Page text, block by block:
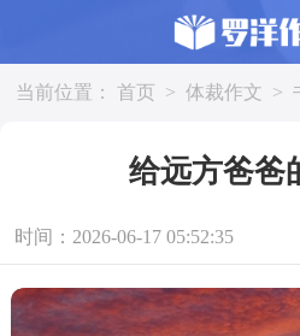
当前位置： 首页 > 体裁作文 >
给远方爸爸
时间：2026-06-17 05:52:35